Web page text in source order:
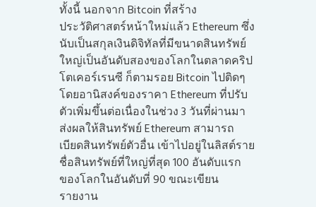
ทั้งนี้ นอกจาก Bitcoin ที่สร้าง
ประวัติศาสตร์หน้าใหม่แล้ว Ethereum ซึ่ง
นับเป็นสกุลเงินดิจิทัลที่มีขนาดสินทรัพย์
ใหญ่เป็นอันดับสองของโลกในตลาดคริป
โตเคอร์เรนซี ก็ตามรอย Bitcoin ไปติดๆ
โดยอานิสงค์ของราคา Ethereum ที่ปรับ
ตัวเพิ่มขึ้นต่อเนื่องในช่วง 3 วันที่ผ่านมา
ส่งผลให้สินทรัพย์ Ethereum สามารถ
เบียดสินทรัพย์ตัวอื่น เข้าไปอยู่ในลิสต์ราย
ชื่อสินทรัพย์ที่ใหญ่ที่สุด 100 อันดับแรก
ของโลกในอันดับที่ 90 ขณะเขียน
รายงาน